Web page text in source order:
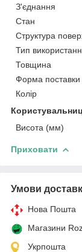
З'єднання
Стан
Структура
Тип
Товщина
Форма поставки
Колір
Висота (мм)
Приховати
Умови
Нова Пошта
Магазини
Укрпошта